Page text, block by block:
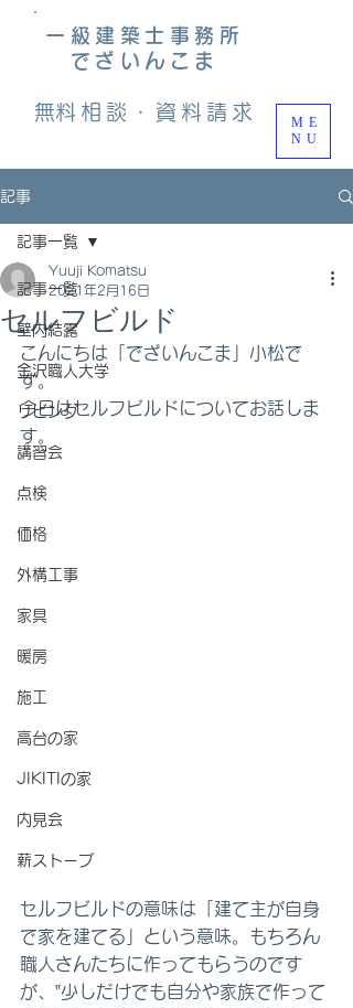
​無料相談・資料請求
一級建築士事務所
でざいんこま
ME
NU
記事
記事一覧
壁内結露
金沢職人大学
リビング
講習会
点検
価格
外構工事
家具
暖房
施工
高台の家
JIKITIの家
内見会
薪ストーブ
記事一覧
セルフビルド
Yuuji Komatsu
2021年2月16日
こんにちは「でざいんこま」小松で
す。
今日はセルフビルドについてお話しま
す。
セルフビルドの意味は「建て主が自身
で家を建てる」という意味。もちろん
職人さんたちに作ってもらうのです
が、‟少しだけでも自分や家族で作って